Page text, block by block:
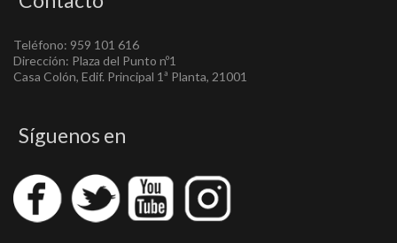
Teléfono: 959 101 616
Dirección: Plaza del Punto nº1
Casa Colón, Edif. Principal 1ª Planta, 21001
Síguenos en